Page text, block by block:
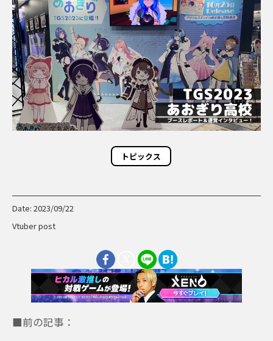
トピックス
Date: 2023/09/22
Vtuber post
■前の記事：